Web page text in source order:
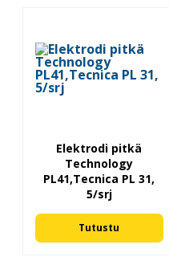
Elektrodi pitkä
Technology
PL41,Tecnica PL 31,
5/srj
Tutustu